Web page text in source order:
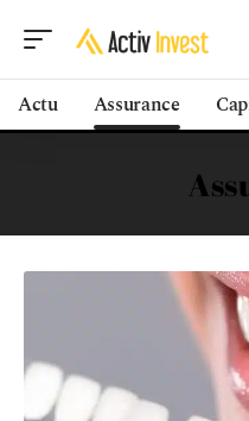
Actu Assurance